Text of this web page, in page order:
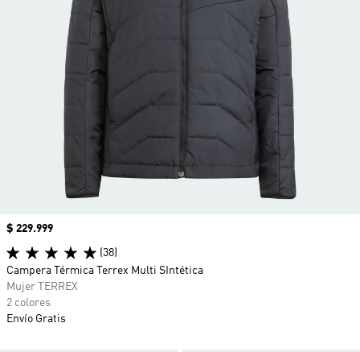
Precio
$ 229.999
(38)
Campera Térmica Terrex Multi SIntética
Mujer TERREX
2 colores
Envío Gratis